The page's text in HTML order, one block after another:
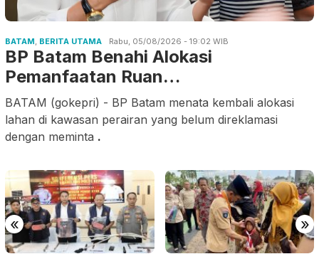
BATAM BERITA UTAMA Rabu, 05/08/2026 - 19:02 WIB
BP Batam Benahi Alokasi
Pemanfaatan Ruan…
BATAM (gokepri) - BP Batam menata kembali alokasi
lahan di kawasan perairan yang belum direklamasi
dengan meminta .
« »